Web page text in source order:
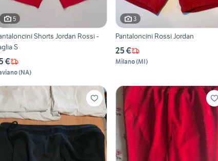
5
Shorts Jordan Rossi -
S
€
(NA)
3
Pantaloncini Rossi Jordan
25 €
Milano(MI)